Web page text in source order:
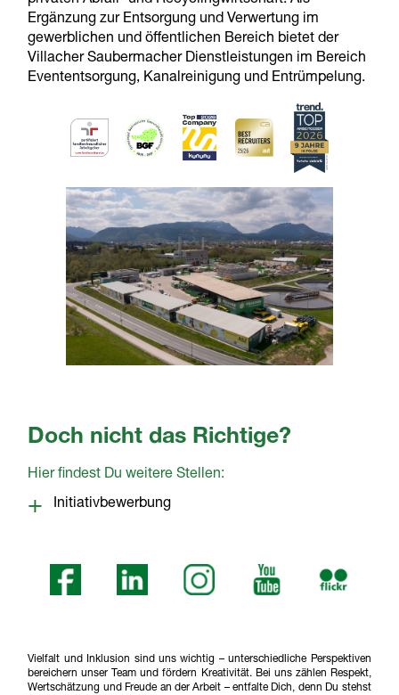
Ergänzung zur Entsorgung und Verwertung im
gewerblichen und öffentlichen Bereich bietet der
Villacher Saubermacher Dienstleistungen im Bereich
Evententsorgung, Kanalreinigung und Entrümpelung.
Doch nicht das Richtige?
Hier findest Du weitere Stellen:
Initiativbewerbung
Vielfalt und Inklusion sind uns wichtig – unterschiedliche Perspektiven
bereichern unser Team und fördern Kreativität. Bei uns zählen Respekt,
Wertschätzung und Freude an der Arbeit – entfalte Dich, denn Du stehst